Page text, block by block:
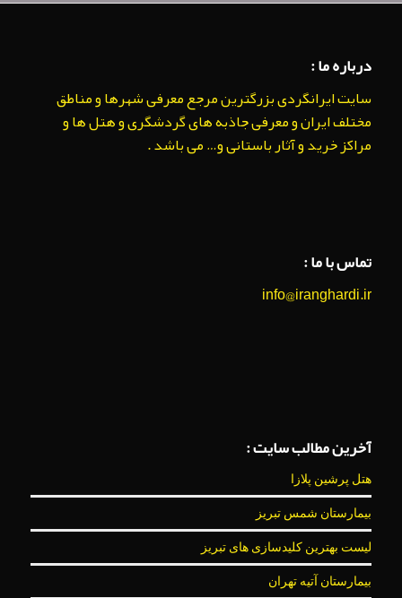
درباره ما :
سایت ایرانگردی بزرگترین مرجع معرفی شهرها و مناطق
مختلف ایران و معرفی جاذبه های گردشگری و هتل ها و
مراکز خرید و آثار باستانی و… می باشد .
تماس با ما :
info@iranghardi.ir
آخرین مطالب سایت :
هتل پرشین پلازا
بیمارستان شمس تبریز
لیست بهترین کلیدسازی های تبریز
بیمارستان آتیه تهران